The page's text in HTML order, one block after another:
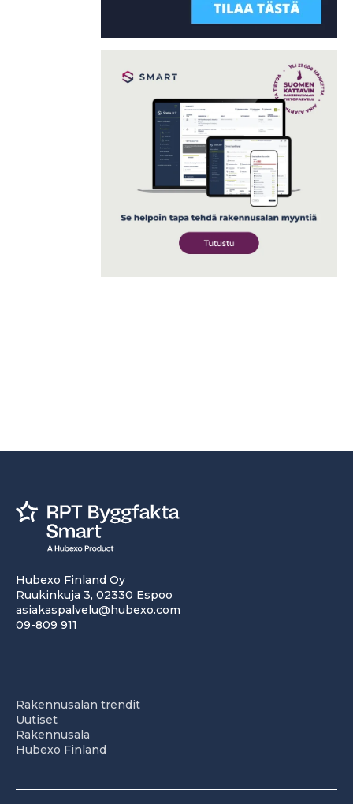
Hubexo Finland Oy
Ruukinkuja 3, 02330 Espoo
asiakaspalvelu@hubexo.com
09-809 911
Rakennusalan trendit
Uutiset
Rakennusala
Hubexo Finland